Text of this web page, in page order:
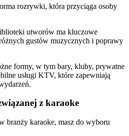
rozrywki, która przyciąga osoby
utworów ma kluczowe
gustów muzycznych i poprawy
formy, w tym bary, kluby, prywatne
usługi KTV, które zapewniają
z karaoke
branży karaoke, masz do wyboru